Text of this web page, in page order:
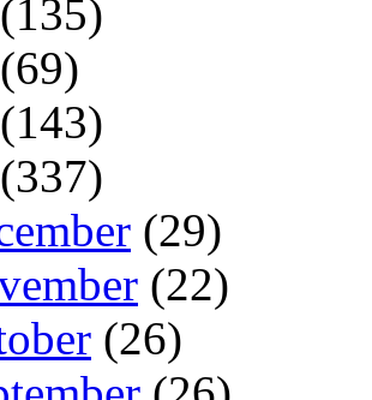
(135)
(69)
(143)
(337)
(29)
(22)
(26)